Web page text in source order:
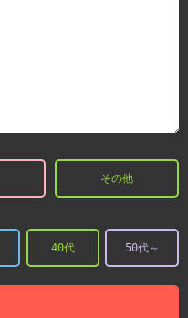
その他
40代 50代～